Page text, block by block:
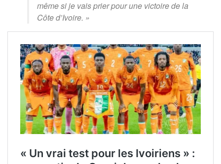
même si je vais prier pour une victoire de la
Côte d’Ivoire. »